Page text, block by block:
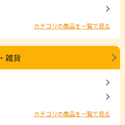
カテゴリの商品を一覧で見る
雑貨
カテゴリの商品を一覧で見る